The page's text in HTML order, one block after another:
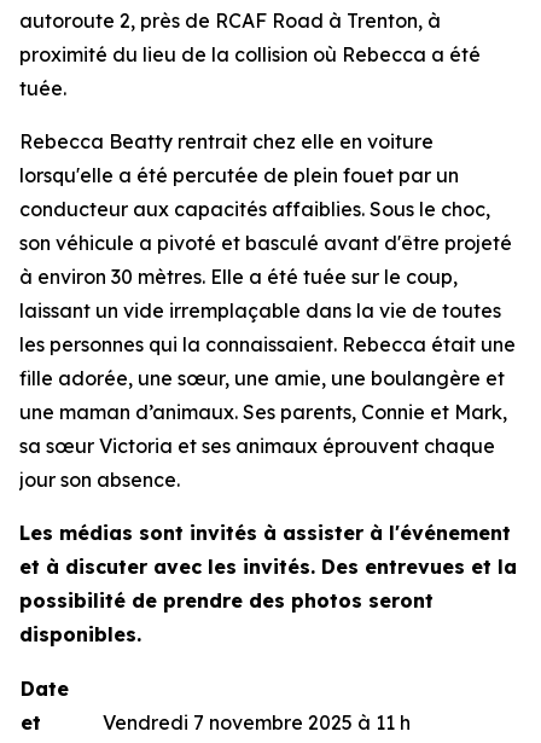
autoroute 2, près de RCAF Road à Trenton, à
proximité du lieu de la collision où Rebecca a été
tuée.
Rebecca Beatty rentrait chez elle en voiture
lorsqu'elle a été percutée de plein fouet par un
conducteur aux capacités affaiblies. Sous le choc,
son véhicule a pivoté et basculé avant d'être projeté
à environ 30 mètres. Elle a été tuée sur le coup,
laissant un vide irremplaçable dans la vie de toutes
les personnes qui la connaissaient. Rebecca était une
fille adorée, une sœur, une amie, une boulangère et
une maman d’animaux. Ses parents, Connie et Mark,
sa sœur Victoria et ses animaux éprouvent chaque
jour son absence.
Les médias sont invités à assister à l'événement
et à discuter avec les invités. Des entrevues et la
possibilité de prendre des photos seront
disponibles.
Date
et
Vendredi 7 novembre 2025 à 11 h